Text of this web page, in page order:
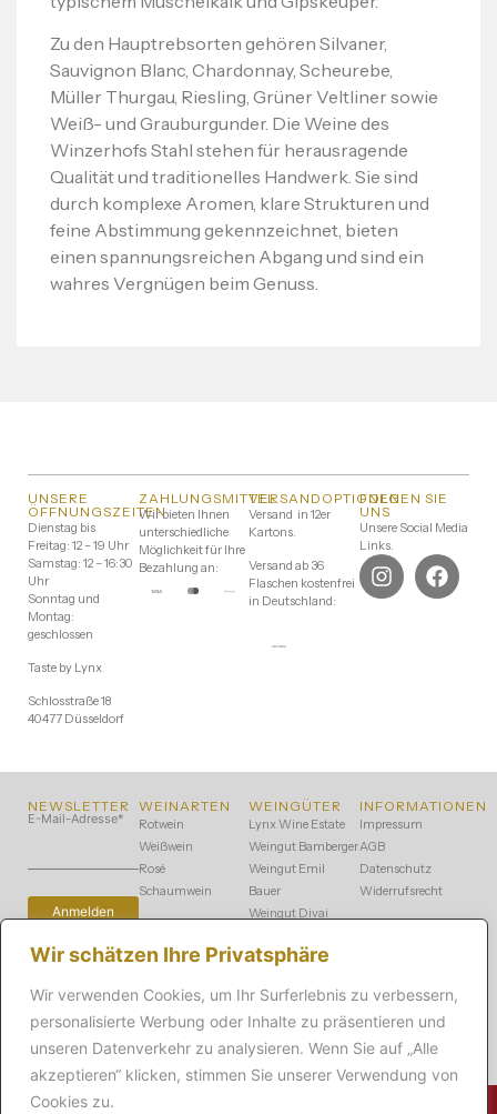
Wir schätzen Ihre Privatsphäre
Wir verwenden Cookies, um Ihr Surferlebnis zu verbessern,
personalisierte Werbung oder Inhalte zu präsentieren und
unseren Datenverkehr zu analysieren. Wenn Sie auf „Alle
akzeptieren“ klicken, stimmen Sie unserer Verwendung von
Cookies zu.
Zu den Hauptrebsorten gehören Silvaner,
Sauvignon Blanc, Chardonnay, Scheurebe,
Müller Thurgau, Riesling, Grüner Veltliner sowie
Weiß- und Grauburgunder. Die Weine des
Winzerhofs Stahl stehen für herausragende
Qualität und traditionelles Handwerk. Sie sind
durch komplexe Aromen, klare Strukturen und
feine Abstimmung gekennzeichnet, bieten
einen spannungsreichen Abgang und sind ein
wahres Vergnügen beim Genuss.
UNSERE
ÖFFNUNGSZEITEN
Dienstag bis
Freitag: 12 – 19 Uhr
Samstag: 12 – 16:30
Uhr
Sonntag und
Montag:
geschlossen
Taste by Lynx
Schlosstraße 18
40477 Düsseldorf
ZAHLUNGSMITTEL
Wir bieten Ihnen
unterschiedliche
Möglichkeit für Ihre
Bezahlung an:
VERSANDOPTIONEN
Versand in 12er
Kartons.
Versand ab 36
Flaschen kostenfrei
in Deutschland:
FOLGEN SIE
UNS
Unsere Social Media
Links.
NEWSLETTER
E-Mail-Adresse*
WEINARTEN
Rotwein
Weißwein
Rosé
Schaumwein
WEINGÜTER
Lynx Wine Estate
Weingut Bamberger
Weingut Emil
Bauer
Weingut Divai
Weingut Knab
Weingut Philipp
Kuhn
Winzerhof Stahl
INFORMATIONEN
Impressum
AGB
Datenschutz
Widerrufsrecht